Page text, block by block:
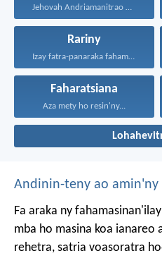
Jehovah Andriamanitrao no ao...
Rariny
Izay fatra-panaraka fahamarinana sy...
Faharatsiana
Aza mety ho resin'ny...
Andinin-teny ao
Fa araka ny
mba ho masina koa
rehetra, satria voasoratra